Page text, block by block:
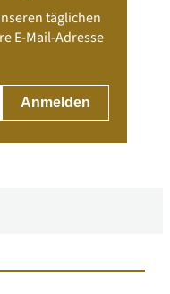
täglichen
E-Mail-Adresse